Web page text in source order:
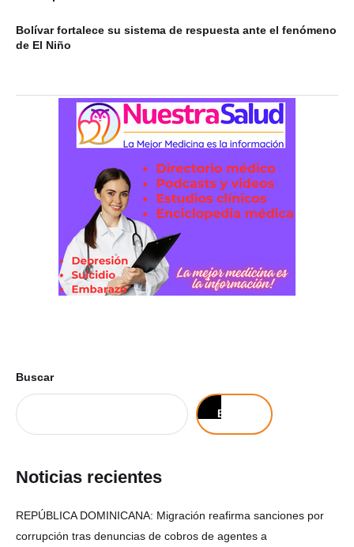
Bolívar fortalece su sistema de respuesta ante el fenómeno
de El Niño
Buscar
Buscar
Noticias recientes
REPÚBLICA DOMINICANA: Migración reafirma sanciones por
corrupción tras denuncias de cobros de agentes a